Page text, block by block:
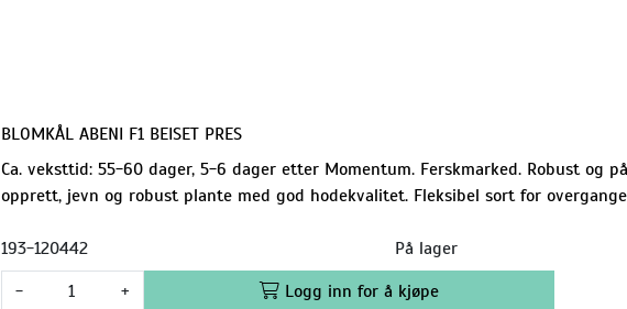
BLOMKÅL ABENI F1 BEISET PRES
Ca. veksttid: 55-60 dager, 5-6 dager etter Momentum. Ferskmarked. Robust og
opprett, jevn og robust plante med god hodekvalitet. Fleksibel sort for
193-120442 På lager
- + Logg inn for å kjøpe